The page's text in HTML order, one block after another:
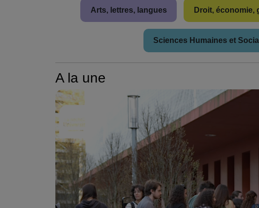
Arts, lettres, langues Droit, économie,
Sciences Humaines et
A la une